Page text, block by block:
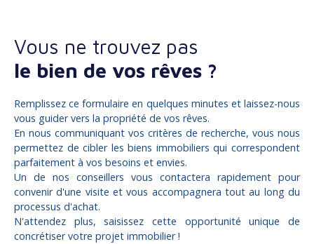
Vous ne trouvez pas
le bien de vos rêves ?
Remplissez ce formulaire en quelques minutes et laissez-nous
vous guider vers la propriété de vos rêves.
En nous communiquant vos critères de recherche, vous nous
permettez de cibler les biens immobiliers qui correspondent
parfaitement à vos besoins et envies.
Un de nos conseillers vous contactera rapidement pour
convenir d'une visite et vous accompagnera tout au long du
processus d'achat.
N'attendez plus, saisissez cette opportunité unique de
concrétiser votre projet immobilier !